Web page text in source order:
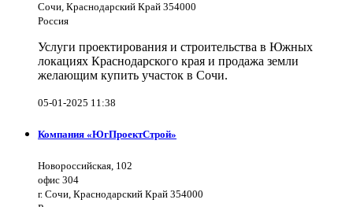
Сочи, Краснодарский Край 354000
Россия
Услуги проектирования и строительства в Южных
локациях Краснодарского края и продажа земли
желающим купить участок в Сочи.
05-01-2025 11:38
Компания «ЮгПроектСтрой»
Новороссийская, 102
офис 304
г. Сочи, Краснодарский Край 354000